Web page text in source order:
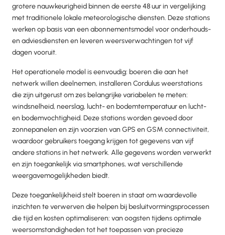
grotere nauwkeurigheid binnen de eerste 48 uur in vergelijking
met traditionele lokale meteorologische diensten. Deze stations
werken op basis van een abonnementsmodel voor onderhouds-
en adviesdiensten en leveren weersverwachtingen tot vijf
dagen vooruit.
Het operationele model is eenvoudig: boeren die aan het
netwerk willen deelnemen, installeren Cordulus weerstations
die zijn uitgerust om zes belangrijke variabelen te meten:
windsnelheid, neerslag, lucht- en bodemtemperatuur en lucht-
en bodemvochtigheid. Deze stations worden gevoed door
zonnepanelen en zijn voorzien van GPS en GSM connectiviteit,
waardoor gebruikers toegang krijgen tot gegevens van vijf
andere stations in het netwerk. Alle gegevens worden verwerkt
en zijn toegankelijk via smartphones, wat verschillende
weergavemogelijkheden biedt.
Deze toegankelijkheid stelt boeren in staat om waardevolle
inzichten te verwerven die helpen bij besluitvormingsprocessen
die tijd en kosten optimaliseren: van oogsten tijdens optimale
weersomstandigheden tot het toepassen van precieze